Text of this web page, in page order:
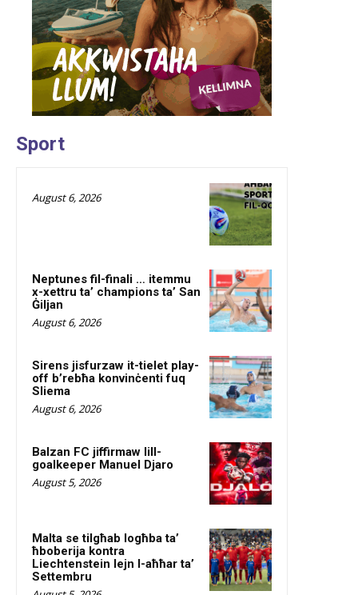
Sport
August 6, 2026
Neptunes fil-finali … itemmu
x-xettru ta’ champions ta’ San
Ġiljan
August 6, 2026
Sirens jisfurzaw it-tielet play-
off b’rebħa konvinċenti fuq
Sliema
August 6, 2026
Balzan FC jiffirmaw lill-
goalkeeper Manuel Djaro
August 5, 2026
Malta se tilgħab logħba ta’
ħboberija kontra
Liechtenstein lejn l-aħħar ta’
Settembru